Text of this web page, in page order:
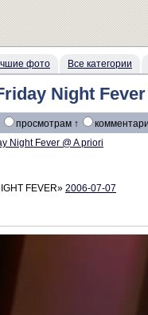
фото Все категории
Night Fever
просмотрам ↑
Night Fever @ A priori
FEVER» 2006-07-07